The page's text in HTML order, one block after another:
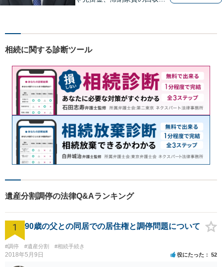
相談のみ受け付けております
棄・遺産分割・遺留分のご相
談に対応しております
相続に関する診断ツール
遺産分割調停の法律Q&Aランキング
1 90歳の父との同居での居住権と調停問題について
#調停 #遺産分割 #相続手続き
2018年5月9日 役にたった 52